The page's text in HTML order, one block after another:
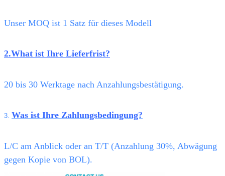
Unser MOQ ist 1 Satz für dieses Modell
2.What ist Ihre Lieferfrist?
20 bis 30 Werktage nach Anzahlungsbestätigung.
3. Was ist Ihre Zahlungsbedingung?
L/C am Anblick oder an T/T (Anzahlung 30%, Abwägung
gegen Kopie von BOL).